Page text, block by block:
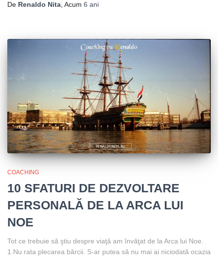
De Renaldo Nita , Acum 6 ani
COACHING
10 SFATURI DE DEZVOLTARE
PERSONALĂ DE LA ARCA LUI
NOE
Tot ce trebuie sǎ ştiu despre viaţǎ am învǎţat de la Arca lui Noe.
1.Nu rata plecarea bărcii. S-ar putea să nu mai ai niciodată ocazia